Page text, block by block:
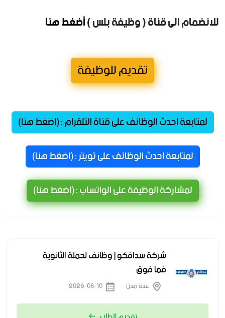
للانضمام الى قناة ( وظيفة بلس )أضغط هنا
تقديم للوظيفة
لمتابعة احدث الوظائف على قناة التلقرام : (اضغط هنا)
لمتابعة احدث الوظائف على تويتر : (اضغط هنا)
لمشاركة الوظيفة على الواتساب : (اضغط هنا)
شركة سدافكو | وظائف لحملة الثانوية
فما فوق
عدة مدن